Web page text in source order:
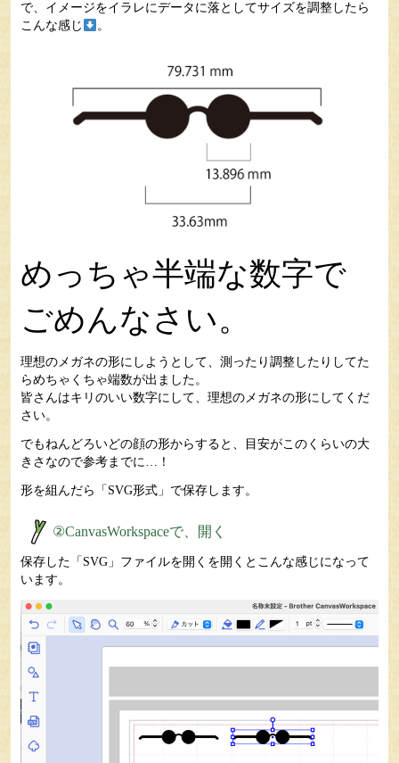
で、イメージをイラレにデータに落としてサイズを調整したら
こんな感じ
。
めっちゃ半端な数字で
ごめんなさい。
理想のメガネの形にしようとして、測ったり調整したりしてた
らめちゃくちゃ端数が出ました。
皆さんはキリのいい数字にして、理想のメガネの形にしてくだ
さい。
でもねんどろいどの顔の形からすると、目安がこのくらいの大
きさなので参考までに…！
形を組んだら 「SVG形式」 で保存します。
②CanvasWorkspaceで、開く
保存した「SVG」ファイルを開くを開くとこんな感じになって
います。